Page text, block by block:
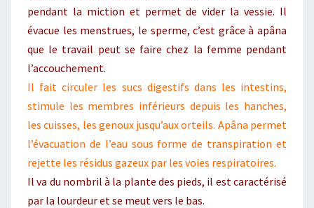
pendant la miction et permet de vider la vessie. Il
évacue les menstrues, le sperme, c’est grâce à apâna
que le travail peut se faire chez la femme pendant
l’accouchement.
Il fait circuler les sucs digestifs dans les intestins,
stimule les membres inférieurs depuis les hanches,
les cuisses, les genoux jusqu’aux orteils. Apâna permet
l’évacuation de l’eau sous forme de transpiration et
rejette les résidus gazeux par les voies respiratoires.
Il va du nombril à la plante des pieds, il est caractérisé
par la lourdeur et se meut vers le bas.